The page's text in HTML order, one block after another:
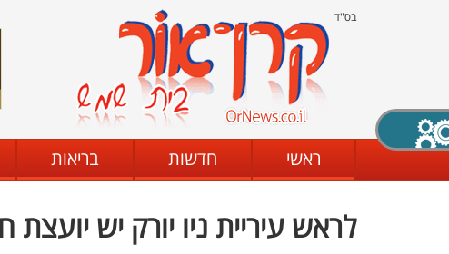
בס"ד
ראשי חדשות בריאות
לראש עיריית ניו יורק יש
X סגירה
מצב שחור - לבן קביעת ניגודיות